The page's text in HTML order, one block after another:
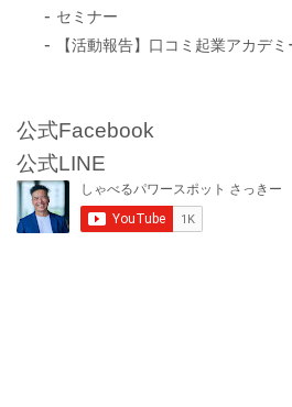
セミナー
【活動報告】口コミ起業アカデミ
公式Facebook
公式LINE